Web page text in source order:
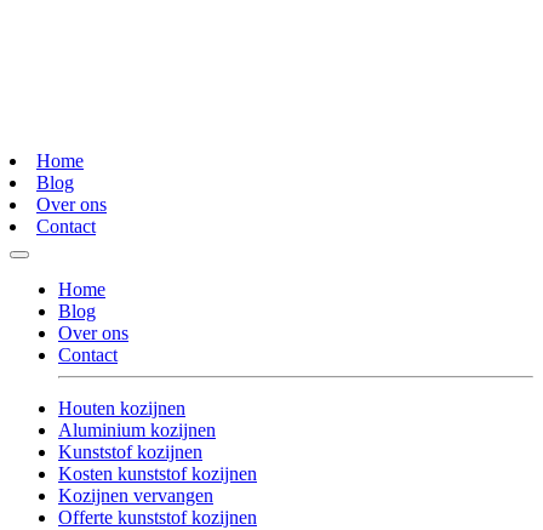
Home
Blog
Over ons
Contact
Home
Blog
Over ons
Contact
Houten kozijnen
Aluminium kozijnen
Kunststof kozijnen
Kosten kunststof kozijnen
Kozijnen vervangen
Offerte kunststof kozijnen